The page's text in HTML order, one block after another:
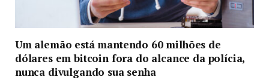
Um alemão está mantendo 60 milhões de
dólares em bitcoin fora do alcance da polícia,
nunca divulgando sua senha